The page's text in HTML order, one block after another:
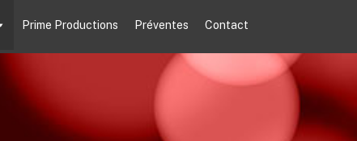
Prime Productions Préventes Contact